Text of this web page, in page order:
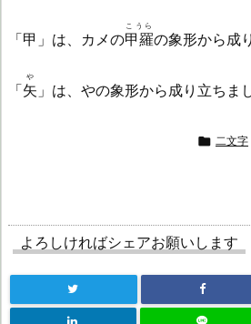
「甲」は、カメの甲羅
こうら
の象形から成
「矢
や
」は、やの象形から成り立ちま
 二文字
よろしければシェアお願いします